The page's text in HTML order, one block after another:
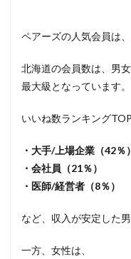
ペアーズの人気会員は、
北海道の会員数は、男
最大級となっています。
いいね数ランキング
・大手/上場企業（42％）
・会社員（21％）
・医師/経営者（8％）
など、収入が安定した
一方、女性は、